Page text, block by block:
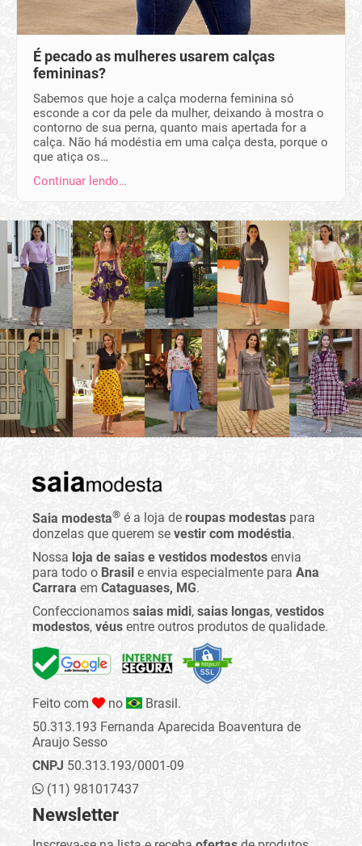
É pecado as mulheres usarem calças
femininas?
Sabemos que hoje a calça moderna feminina só
esconde a cor da pele da mulher, deixando à mostra o
contorno de sua perna, quanto mais apertada for a
calça. Não há modéstia em uma calça desta, porque o
que atiça os…
Continuar lendo…
Saia modesta® é a loja de roupas modestas para
donzelas que querem se vestir com modéstia.
Nossa loja de saias e vestidos modestos envia
para todo o Brasil e envia especialmente para Ana
Carrara em Cataguases, MG.
Confeccionamos saias midi, saias longas, vestidos
modestos, véus entre outros produtos de qualidade.
Feito com no
Brasil.
50.313.193 Fernanda Aparecida Boaventura de
Araujo Sesso
CNPJ 50.313.193/0001-09
(11) 981017437
Newsletter